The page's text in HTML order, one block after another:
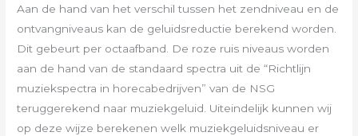
Aan de hand van het verschil tussen het zendniveau en de
ontvangniveaus kan de geluidsreductie berekend worden.
Dit gebeurt per octaafband. De roze ruis niveaus worden
aan de hand van de standaard spectra uit de “Richtlijn
muziekspectra in horecabedrijven” van de NSG
teruggerekend naar muziekgeluid. Uiteindelijk kunnen wij
op deze wijze berekenen welk muziekgeluidsniveau er